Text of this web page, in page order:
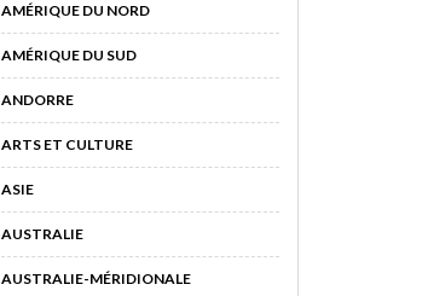
AMÉRIQUE DU NORD
AMÉRIQUE DU SUD
ANDORRE
ARTS ET CULTURE
ASIE
AUSTRALIE
AUSTRALIE-MÉRIDIONALE